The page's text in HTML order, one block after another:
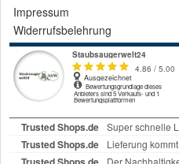
Impressum
Widerrufsbelehrung